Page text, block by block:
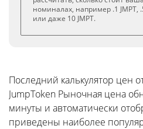
номиналах, например .1 JMPT,
или даже 10 JMPT.
Последний калькулятор цен
JumpToken Рыночная цена
минуты и автоматически
приведены наиболее